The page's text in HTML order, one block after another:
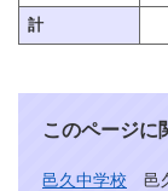
計
このページに
邑久中学校
邑